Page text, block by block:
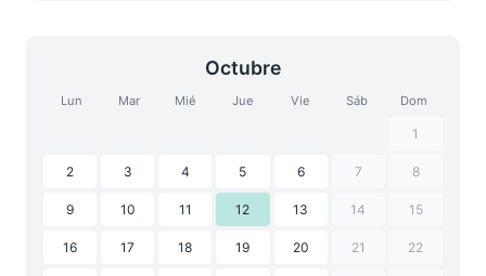
Octubre
Lun Mar Mié Jue Vie Sáb Dom
1
2 3 4 5 6 7 8
9 10 11 12 13 14 15
16 17 18 19 20 21 22